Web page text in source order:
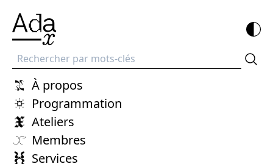
Recherche
À propos
Programmation
Ateliers
Membres
Services